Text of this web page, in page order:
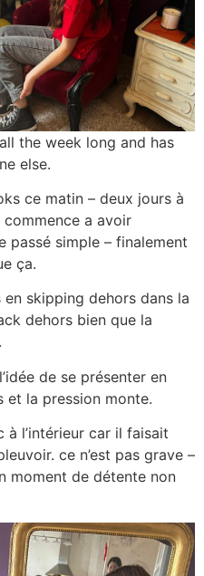
the week long and has
else.
ce matin – deux jours à
a avoir
passé simple – finalement
ça.
skipping dehors dans la
dehors bien que la
de se présenter en
et la pression monte.
l’intérieur car il faisait
ce n’est pas grave –
moment de détente non